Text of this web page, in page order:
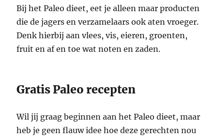
Bij het Paleo dieet, eet je alleen maar producten
die de jagers en verzamelaars ook aten vroeger.
Denk hierbij aan vlees, vis, eieren, groenten,
fruit en af en toe wat noten en zaden.
Gratis Paleo recepten
Wil jij graag beginnen aan het Paleo dieet, maar
heb je geen flauw idee hoe deze gerechten nou